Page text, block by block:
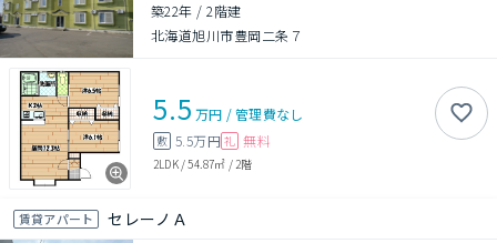
築22年 /2階建
北海道旭川市豊岡二条７
5.5 万円 /管理費なし
敷 5.5万円 礼 無料
2LDK/54.87㎡ / 2階
賃貸アパート セレーノＡ